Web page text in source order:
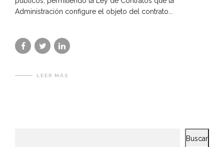
Administración configure el objeto del contrato...
LEER MÁS
Buscar